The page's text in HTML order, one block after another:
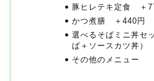
豚ヒレテキ定食 ＋
かつ煮膳 ＋440円
選べるそばミニ丼セ
ば＋ソースカツ丼）
その他のメニュー